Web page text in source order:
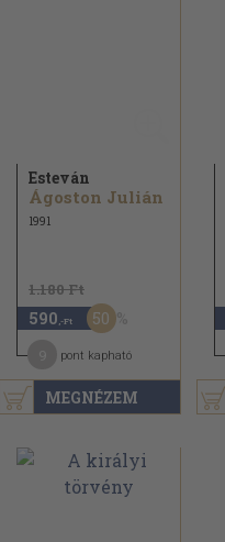
MEGNÉZEM
Esteván
Ágoston Julián
1991
1.180 Ft
590 ,-Ft 50
pont kapható